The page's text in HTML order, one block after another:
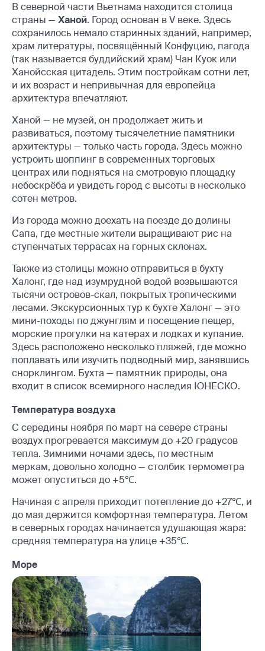
В северной части Вьетнама находится столица
страны — Ханой. Город основан в V веке. Здесь
сохранилось немало старинных зданий, например,
храм литературы, посвящённый Конфуцию, пагода
(так называется буддийский храм) Чан Куок или
Ханойсская цитадель. Этим постройкам сотни лет,
и их возраст и непривычная для европейца
архитектура впечатляют.
Ханой — не музей, он продолжает жить и
развиваться, поэтому тысячелетние памятники
архитектуры — только часть города. Здесь можно
устроить шоппинг в современных торговых
центрах или подняться на смотровую площадку
небоскрёба и увидеть город с высоты в несколько
сотен метров.
Из города можно доехать на поезде до долины
Сапа, где местные жители выращивают рис на
ступенчатых террасах на горных склонах.
Также из столицы можно отправиться в бухту
Халонг, где над изумрудной водой возвышаются
тысячи островов-скал, покрытых тропическими
лесами. Экскурсионных тур к бухте Халонг — это
мини-походы по джунглям и посещение пещер,
морские прогулки на катерах и лодках и купание.
Здесь расположено несколько пляжей, где можно
поплавать или изучить подводный мир, занявшись
снорклингом. Бухта — памятник природы, она
входит в список всемирного наследия ЮНЕСКО.
Температура воздуха
С середины ноября по март на севере страны
воздух прогревается максимум до +20 градусов
тепла. Зимними ночами здесь, по местным
меркам, довольно холодно — столбик термометра
может опуститься до +5℃.
Начиная с апреля приходит потепление до +27℃, и
до мая держится комфортная температура. Летом
в северных городах начинается удушающая жара:
средняя температура на улице +35℃.
Море